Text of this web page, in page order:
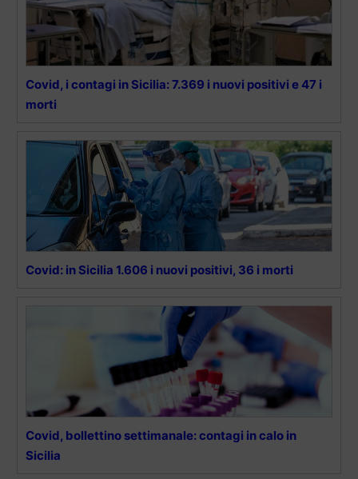
Covid, i contagi in Sicilia: 7.369 i nuovi positivi e 47 i
morti
Covid: in Sicilia 1.606 i nuovi positivi, 36 i morti
Covid, bollettino settimanale: contagi in calo in
Sicilia